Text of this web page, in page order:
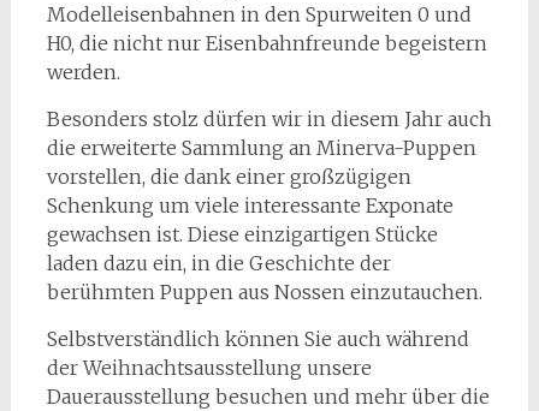
Modelleisenbahnen in den Spurweiten 0 und
H0, die nicht nur Eisenbahnfreunde begeistern
werden.
Besonders stolz dürfen wir in diesem Jahr auch
die erweiterte Sammlung an Minerva-Puppen
vorstellen, die dank einer großzügigen
Schenkung um viele interessante Exponate
gewachsen ist. Diese einzigartigen Stücke
laden dazu ein, in die Geschichte der
berühmten Puppen aus Nossen einzutauchen.
Selbstverständlich können Sie auch während
der Weihnachtsausstellung unsere
Dauerausstellung besuchen und mehr über die